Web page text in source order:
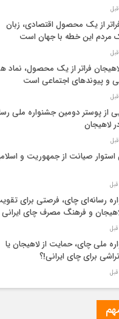
از یک محصول اقتصادی، زبان
مردم این خطه با جهان است
فراتر از یک محصول، نماد
و پیوندهای اجتماعی است
از پوستر دومین جشنواره ملی
لاهیجان
صیانت از جمهوریت و
رسانه‌ای چای، فرصتی برای
و فرهنگ مصرف چای ایرانی
ملی چای، حمایت از لاهیجان یا
برای چای ایرانی!؟
رهبر شهید انقلاب در حرم مطهر
گرفت